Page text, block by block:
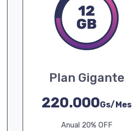
Plan Gigante
220.000Gs/Mes
Anual 20% OFF